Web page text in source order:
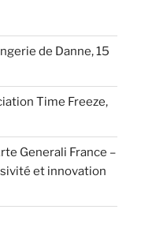
de Danne, 15
Time Freeze,
Generali France –
et innovation